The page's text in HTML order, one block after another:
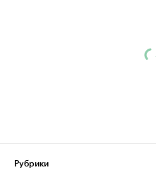
Рубрики